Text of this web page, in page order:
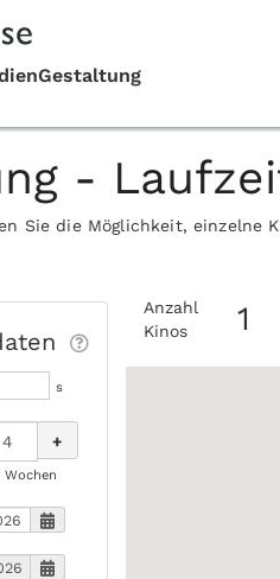
-
Sie die Möglichkeit, einzelne
s
+
Wochen
Anzahl
Kinos
1